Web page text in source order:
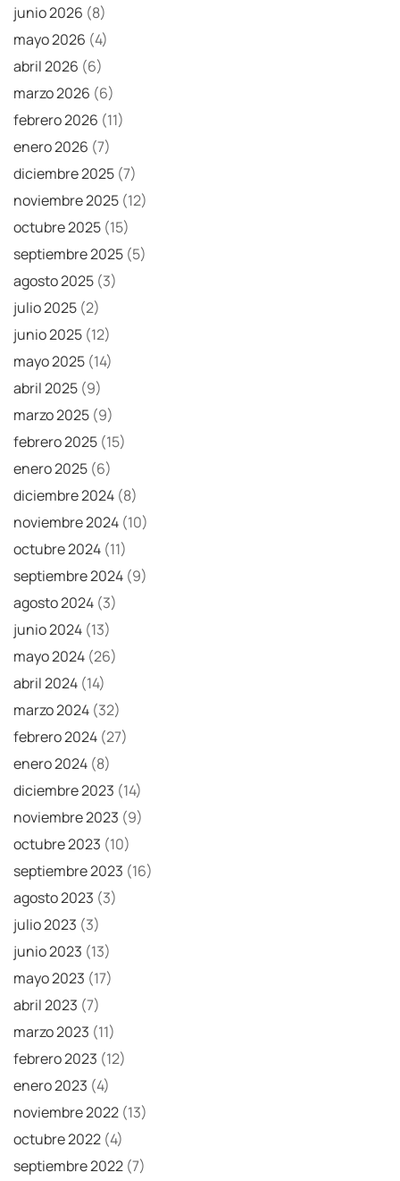
junio 2026 (8)
mayo 2026 (4)
abril 2026 (6)
marzo 2026 (6)
febrero 2026 (11)
enero 2026 (7)
diciembre 2025 (7)
noviembre 2025 (12)
octubre 2025 (15)
septiembre 2025 (5)
agosto 2025 (3)
julio 2025 (2)
junio 2025 (12)
mayo 2025 (14)
abril 2025 (9)
marzo 2025 (9)
febrero 2025 (15)
enero 2025 (6)
diciembre 2024 (8)
noviembre 2024 (10)
octubre 2024 (11)
septiembre 2024 (9)
agosto 2024 (3)
junio 2024 (13)
mayo 2024 (26)
abril 2024 (14)
marzo 2024 (32)
febrero 2024 (27)
enero 2024 (8)
diciembre 2023 (14)
noviembre 2023 (9)
octubre 2023 (10)
septiembre 2023 (16)
agosto 2023 (3)
julio 2023 (3)
junio 2023 (13)
mayo 2023 (17)
abril 2023 (7)
marzo 2023 (11)
febrero 2023 (12)
enero 2023 (4)
noviembre 2022 (13)
octubre 2022 (4)
septiembre 2022 (7)